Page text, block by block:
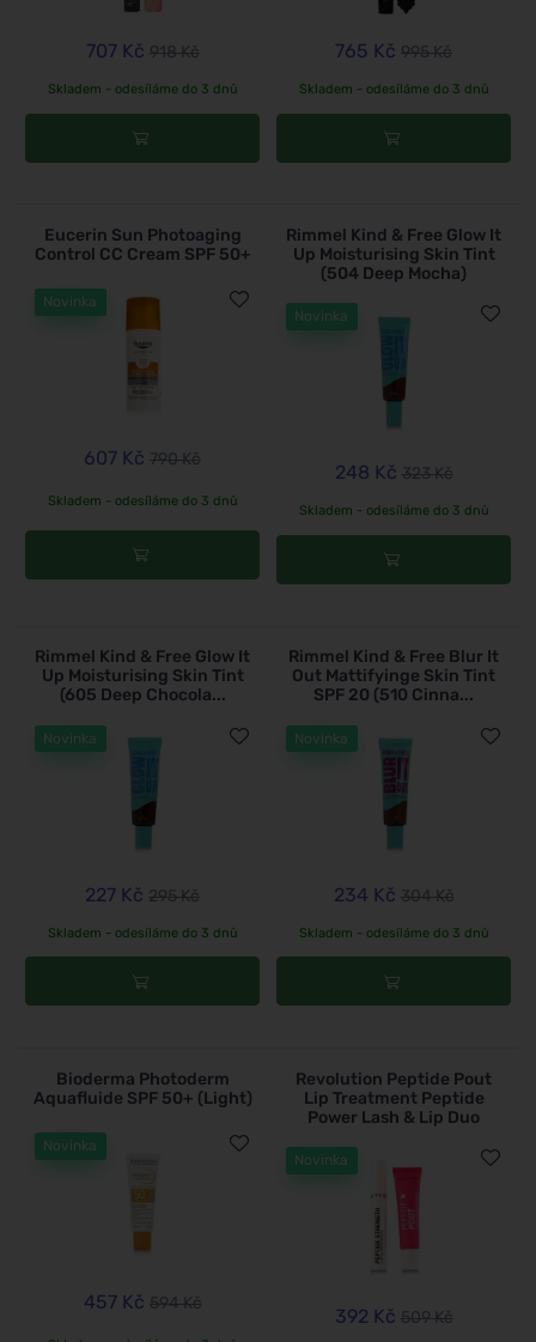
707 Kč 918 Kč
Skladem - odesíláme do 3 dnů
765 Kč 995 Kč
Skladem - odesíláme do 3 dnů
Eucerin Sun Photoaging
Control CC Cream SPF 50+
Novinka
607 Kč 790 Kč
Skladem - odesíláme do 3 dnů
Rimmel Kind & Free Glow It
Up Moisturising Skin Tint
(504 Deep Mocha)
Novinka
248 Kč 323 Kč
Skladem - odesíláme do 3 dnů
Rimmel Kind & Free Glow It
Up Moisturising Skin Tint
(605 Deep Chocola...
Novinka
227 Kč 295 Kč
Skladem - odesíláme do 3 dnů
Rimmel Kind & Free Blur It
Out Mattifyinge Skin Tint
SPF 20 (510 Cinna...
Novinka
234 Kč 304 Kč
Skladem - odesíláme do 3 dnů
Bioderma Photoderm
Aquafluide SPF 50+ (Light)
Novinka
457 Kč 594 Kč
Revolution Peptide Pout
Lip Treatment Peptide
Power Lash & Lip Duo
Novinka
392 Kč 509 Kč